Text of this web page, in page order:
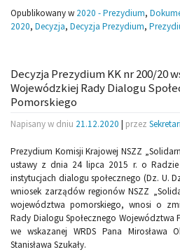
Opublikowany w 2020 - Prezydium,
2020, Decyzja, Decyzja Prezydium,
Decyzja Prezydium KK nr 200/20
Wojewódzkiej Rady Dialogu
Pomorskiego
Napisany w dniu 21.12.2020 przez
Prezydium Komisji Krajowej NSZZ
ustawy z dnia 24 lipca 2015 r. o Radzie
instytucjach dialogu społecznego (Dz. U.
wniosek zarządów regionów NSZZ
województwa pomorskiego, wnosi o
Rady Dialogu Społecznego
we wskazanej WRDS Pana Mirosława
Stanisława Szukały.